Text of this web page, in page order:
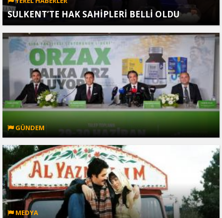
SULKENT’TE HAK SAHİPLERİ BELLİ OLDU
GÜNDEM
MEDYA